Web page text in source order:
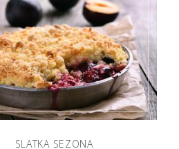
SLATKA SEZONA